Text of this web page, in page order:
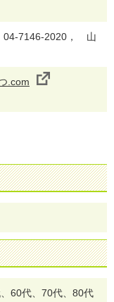
7146-2020， 山
.com
60代、70代、80代